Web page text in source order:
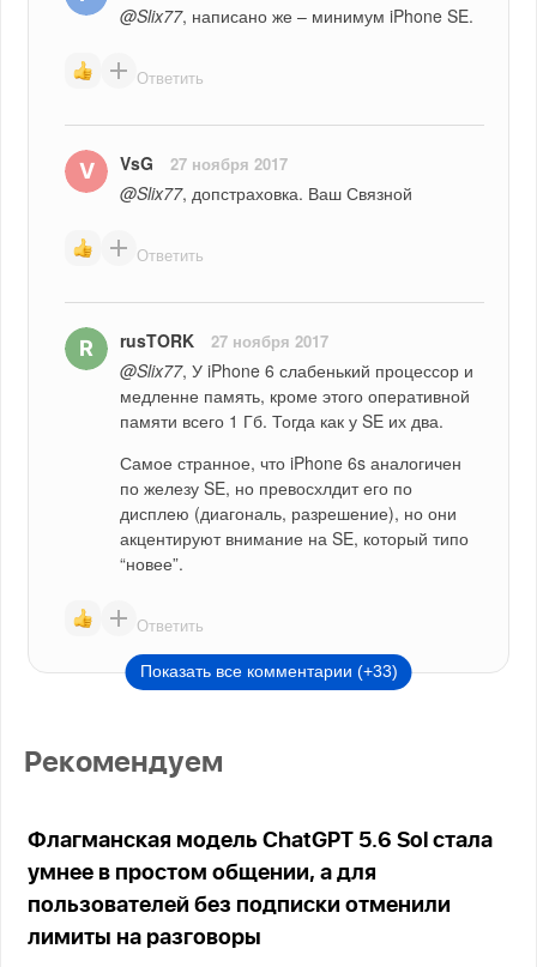
@Slix77, написано же – минимум iPhone SE.
Ответить
VsG 27 ноября 2017
@Slix77, допстраховка. Ваш Связной
Ответить
rusTORK 27 ноября 2017
@Slix77, У iPhone 6 слабенький процессор и
медленне память, кроме этого оперативной
памяти всего 1 Гб. Тогда как у SE их два.
Самое странное, что iPhone 6s аналогичен
по железу SE, но превосхлдит его по
дисплею (диагональ, разрешение), но они
акцентируют внимание на SE, который типо
“новее”.
Ответить
Показать все комментарии (+33)
Рекомендуем
Флагманская модель ChatGPT 5.6 Sol стала
умнее в простом общении, а для
пользователей без подписки отменили
лимиты на разговоры